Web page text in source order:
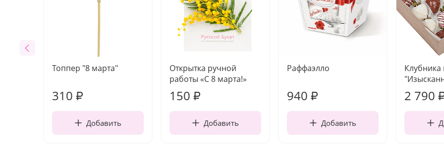
Топпер "8 марта"
310 ₽
Добавить
Открытка ручной
работы «С 8 марта!»
150 ₽
Добавить
Раффаэлло
940 ₽
Добавить
2 790